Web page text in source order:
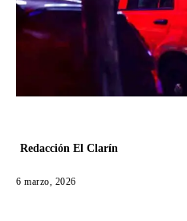
Redacción El Clarín
6 marzo, 2026